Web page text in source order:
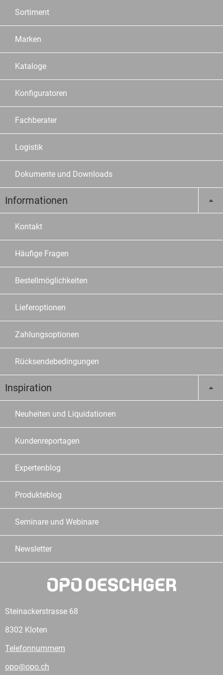
Sortiment
Marken
Kataloge
Konfiguratoren
Fachberater
Logistik
Dokumente und Downloads
Informationen
Kontakt
Häufige Fragen
Bestellmöglichkeiten
Lieferoptionen
Zahlungsoptionen
Rücksendebedingungen
Inspiration
Neuheiten und Liquidationen
Kundenreportagen
Expertenblog
Produkteblog
Seminare und Webinare
Newsletter
Steinackerstrasse 68
8302 Kloten
Telefonnummern
opo@opo.ch